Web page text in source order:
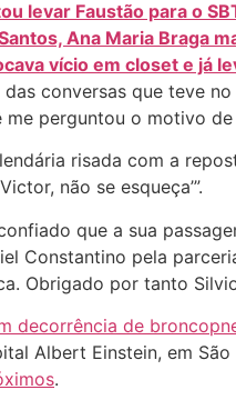
levar Faustão para o
Ana Maria Braga
vício em closet e já
conversas que teve
perguntou o motivo
risada com a
não se esqueça’”.
que a sua
Constantino pela
Obrigado por tanto
decorrência de
Albert Einstein, em
.